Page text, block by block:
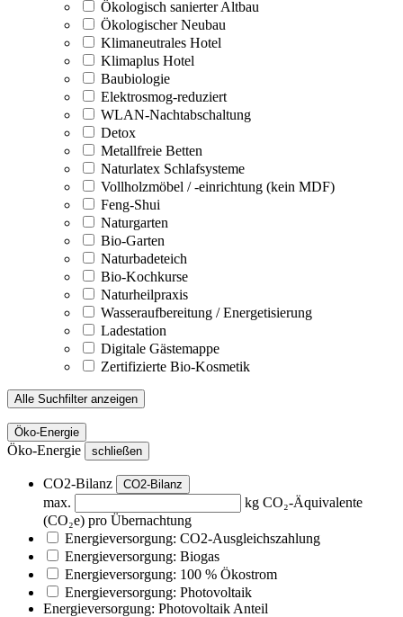
Ökologisch sanierter Altbau
Ökologischer Neubau
Klimaneutrales Hotel
Klimaplus Hotel
Baubiologie
Elektrosmog-reduziert
WLAN-Nachtabschaltung
Detox
Metallfreie Betten
Naturlatex Schlafsysteme
Vollholzmöbel / -einrichtung (kein MDF)
Feng-Shui
Naturgarten
Bio-Garten
Naturbadeteich
Bio-Kochkurse
Naturheilpraxis
Wasseraufbereitung / Energetisierung
Ladestation
Digitale Gästemappe
Zertifizierte Bio-Kosmetik
Alle Suchfilter anzeigen
Öko-Energie
Öko-Energie schließen
CO2-Bilanz CO2-Bilanz
max.
kg CO₂-Äquivalente
(CO₂e) pro Übernachtung
Energieversorgung: CO2-Ausgleichszahlung
Energieversorgung: Biogas
Energieversorgung: 100 % Ökostrom
Energieversorgung: Photovoltaik
Energieversorgung: Photovoltaik Anteil